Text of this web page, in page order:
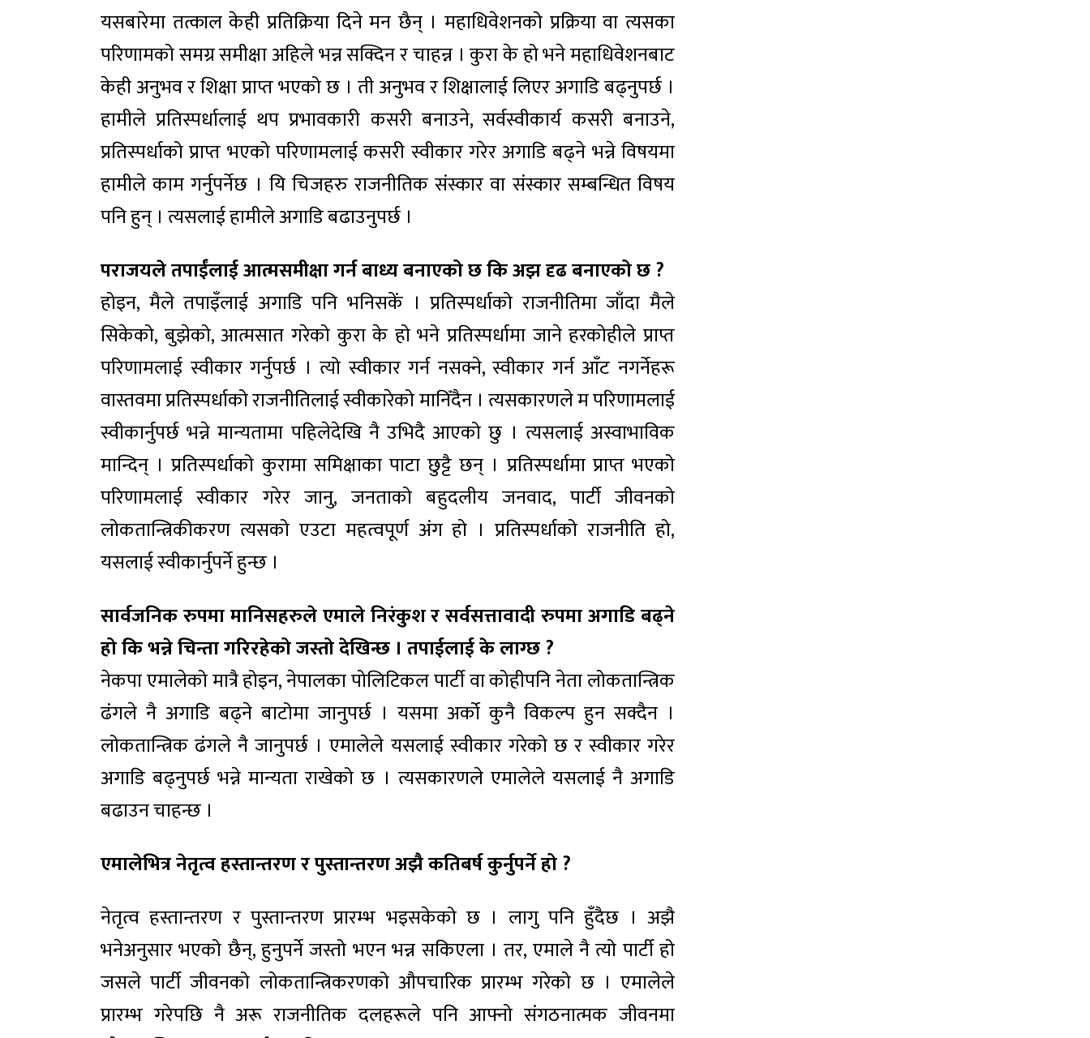
यसबारेमा तत्काल केही प्रतिक्रिया दिने मन छैन् । महाधिवेशनको प्रक्रिया वा त्यसका
परिणामको समग्र समीक्षा अहिले भन्न सक्दिन र चाहन्न । कुरा के हो भने महाधिवेशनबाट
केही अनुभव र शिक्षा प्राप्त भएको छ । ती अनुभव र शिक्षालाई लिएर अगाडि बढ्नुपर्छ ।
हामीले प्रतिस्पर्धालाई थप प्रभावकारी कसरी बनाउने, सर्वस्वीकार्य कसरी बनाउने,
प्रतिस्पर्धाको प्राप्त भएको परिणामलाई कसरी स्वीकार गरेर अगाडि बढ्ने भन्ने विषयमा
हामीले काम गर्नुपर्नेछ । यि चिजहरु राजनीतिक संस्कार वा संस्कार सम्बन्धित विषय
पनि हुन् । त्यसलाई हामीले अगाडि बढाउनुपर्छ ।
पराजयले तपाईंलाई आत्मसमीक्षा गर्न बाध्य बनाएको छ कि अझ दृढ बनाएको छ ?
होइन, मैले तपाइँलाई अगाडि पनि भनिसकें । प्रतिस्पर्धाको राजनीतिमा जाँदा मैले
सिकेको, बुझेको, आत्मसात गरेको कुरा के हो भने प्रतिस्पर्धामा जाने हरकोहीले प्राप्त
परिणामलाई स्वीकार गर्नुपर्छ । त्यो स्वीकार गर्न नसक्ने, स्वीकार गर्न आँट नगर्नेहरू
वास्तवमा प्रतिस्पर्धाको राजनीतिलाई स्वीकारेको मानिँदैन । त्यसकारणले म परिणामलाई
स्वीकार्नुपर्छ भन्ने मान्यतामा पहिलेदेखि नै उभिदै आएको छु । त्यसलाई अस्वाभाविक
मान्दिन् । प्रतिस्पर्धाको कुरामा समिक्षाका पाटा छुट्टै छन् । प्रतिस्पर्धामा प्राप्त भएको
परिणामलाई स्वीकार गरेर जानु, जनताको बहुदलीय जनवाद, पार्टी जीवनको
लोकतान्त्रिकीकरण त्यसको एउटा महत्वपूर्ण अंग हो । प्रतिस्पर्धाको राजनीति हो,
यसलाई स्वीकार्नुपर्ने हुन्छ ।
सार्वजनिक रुपमा मानिसहरुले एमाले निरंकुश र सर्वसत्तावादी रुपमा अगाडि बढ्ने
हो कि भन्ने चिन्ता गरिरहेको जस्तो देखिन्छ । तपाईलाई के लाग्छ ?
नेकपा एमालेको मात्रै होइन, नेपालका पोलिटिकल पार्टी वा कोहीपनि नेता लोकतान्त्रिक
ढंगले नै अगाडि बढ्ने बाटोमा जानुपर्छ । यसमा अर्को कुनै विकल्प हुन सक्दैन ।
लोकतान्त्रिक ढंगले नै जानुपर्छ । एमालेले यसलाई स्वीकार गरेको छ र स्वीकार गरेर
अगाडि बढ्नुपर्छ भन्ने मान्यता राखेको छ । त्यसकारणले एमालेले यसलाई नै अगाडि
बढाउन चाहन्छ ।
एमालेभित्र नेतृत्व हस्तान्तरण र पुस्तान्तरण अझै कतिबर्ष कुर्नुपर्ने हो ?
नेतृत्व हस्तान्तरण र पुस्तान्तरण प्रारम्भ भइसकेको छ । लागु पनि हुँदैछ । अझै
भनेअनुसार भएको छैन्, हुनुपर्ने जस्तो भएन भन्न सकिएला । तर, एमाले नै त्यो पार्टी हो
जसले पार्टी जीवनको लोकतान्त्रिकरणको औपचारिक प्रारम्भ गरेको छ । एमालेले
प्रारम्भ गरेपछि नै अरू राजनीतिक दलहरूले पनि आफ्नो संगठनात्मक जीवनमा